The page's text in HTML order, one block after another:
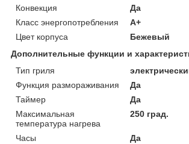
Конвекция
Да
Класс энергопотребления
A+
Цвет корпуса
Бежевый
Дополнительные функции и
Тип гриля
Функция размораживания
Да
Таймер
Да
Максимальная
температура нагрева
250 град.
Часы
Да